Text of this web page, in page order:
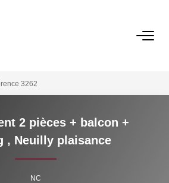
LOCATIONS
GESTION
3262
pièces + balcon + parking
plaisance
NC